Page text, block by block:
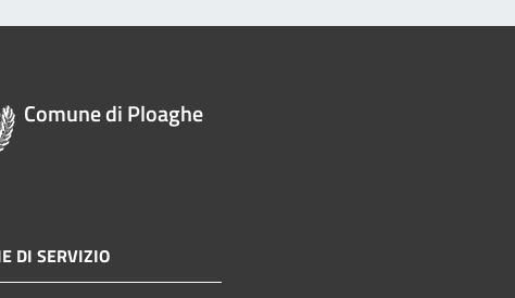
Comune di Ploaghe
DI SERVIZIO